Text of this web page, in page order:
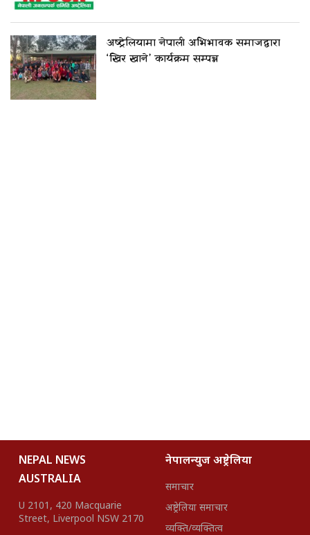
अष्ट्रेलियामा नेपाली अभिभावक समाजद्वारा
‘खिर खाने’ कार्यक्रम सम्पन्न
NEPAL NEWS
AUSTRALIA
U 2101, 420 Macquarie
Street, Liverpool NSW 2170
नेपालन्युज अष्ट्रेलिया
समाचार
अष्ट्रेलिया समाचार
व्यक्ति/व्यक्तित्व